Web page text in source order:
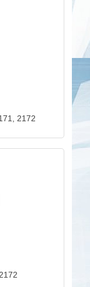
2172